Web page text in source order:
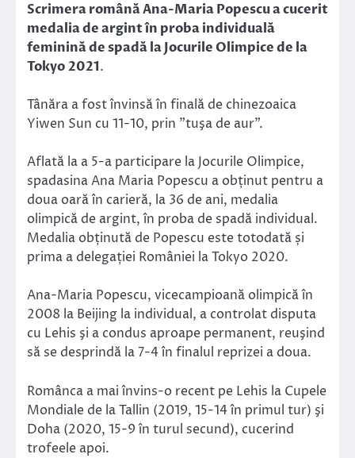
Scrimera română Ana-Maria Popescu a cucerit
medalia de argint în proba individuală
feminină de spadă la Jocurile Olimpice de la
Tokyo 2021.
Tânăra a fost învinsă în finală de chinezoaica
Yiwen Sun cu 11-10, prin ”tuşa de aur”.
Aflată la a 5-a participare la Jocurile Olimpice,
spadasina Ana Maria Popescu a obținut pentru a
doua oară în carieră, la 36 de ani, medalia
olimpică de argint, în proba de spadă individual.
Medalia obținută de Popescu este totodată și
prima a delegației României la Tokyo 2020.
Ana-Maria Popescu, vicecampioană olimpică în
2008 la Beijing la individual, a controlat disputa
cu Lehis şi a condus aproape permanent, reuşind
să se desprindă la 7-4 în finalul reprizei a doua.
Românca a mai învins-o recent pe Lehis la Cupele
Mondiale de la Tallin (2019, 15-14 în primul tur) şi
Doha (2020, 15-9 în turul secund), cucerind
trofeele apoi.